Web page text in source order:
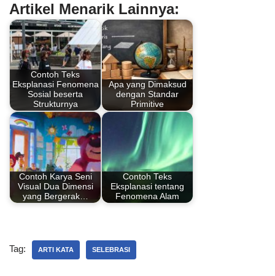
c
e
b
o
o
k
er
e
st
at
s
A
p
p
k
e
dI
n
ar
e
Artikel Menarik Lainnya:
Contoh Teks
Eksplanasi Fenomena
Sosial beserta
Strukturnya
Apa yang Dimaksud
dengan Standar
Primitive
Contoh Karya Seni
Visual Dua Dimensi
yang Bergerak…
Contoh Teks
Eksplanasi tentang
Fenomena Alam
Tag: ARTI KATA SELEBRASI